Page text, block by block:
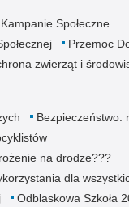
Społeczne
Przemoc
zwierząt i
Bezpieczeństwo:
na drodze???
dla
Odblaskowa Szkoła